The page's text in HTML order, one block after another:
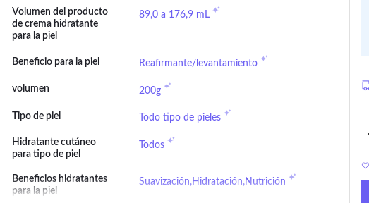
Volumen del producto
de crema hidratante
para la piel
89,0 a 176,9 mL
Beneficio para la piel Reafirmante/levantamiento
volumen 200g
Tipo de piel Todo tipo de pieles
Hidratante cutáneo
para tipo de piel
Todos
Beneficios hidratantes
para la piel
Suavización,Hidratación,Nutrición